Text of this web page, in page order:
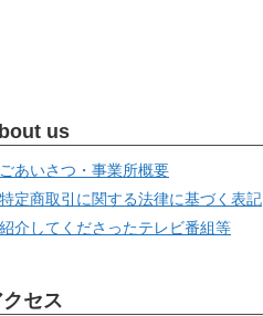
us
ごあいさつ・事業所概要
特定商取引に関する法律に基づく表記
紹介してくださったテレビ番組等
セス